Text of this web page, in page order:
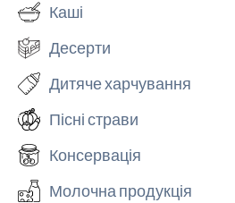
Каші
Десерти
Дитяче харчування
Пісні страви
Консервація
Молочна продукція